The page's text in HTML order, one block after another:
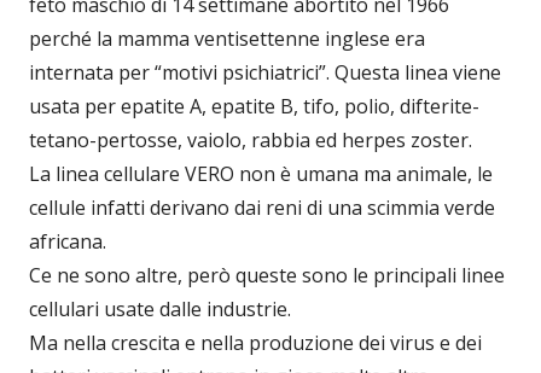
perché la mamma ventisettenne inglese era
internata per “motivi psichiatrici”. Questa linea viene
usata per epatite A, epatite B, tifo, polio, difterite-
tetano-pertosse, vaiolo, rabbia ed herpes zoster.
La linea cellulare VERO non è umana ma animale, le
cellule infatti derivano dai reni di una scimmia verde
africana.
Ce ne sono altre, però queste sono le principali linee
cellulari usate dalle industrie.
Ma nella crescita e nella produzione dei virus e dei